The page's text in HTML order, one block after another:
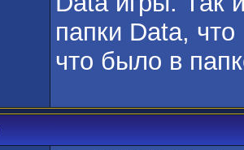
папки Data,
что было в